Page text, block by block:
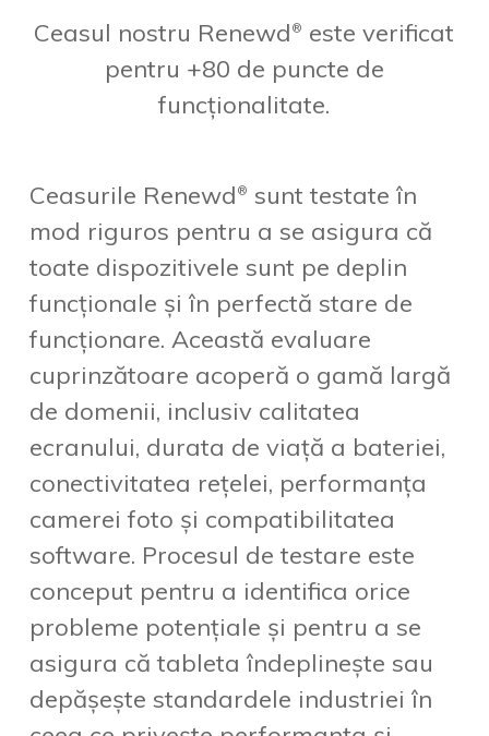
Ceasul nostru Renewd ® este verificat
pentru +80 de puncte de
funcționalitate.
Ceasurile Renewd ® sunt testate în
mod riguros pentru a se asigura că
toate dispozitivele sunt pe deplin
funcționale și în perfectă stare de
funcționare. Această evaluare
cuprinzătoare acoperă o gamă largă
de domenii, inclusiv calitatea
ecranului, durata de viață a bateriei,
conectivitatea rețelei, performanța
camerei foto și compatibilitatea
software. Procesul de testare este
conceput pentru a identifica orice
probleme potențiale și pentru a se
asigura că tableta îndeplinește sau
depășește standardele industriei în